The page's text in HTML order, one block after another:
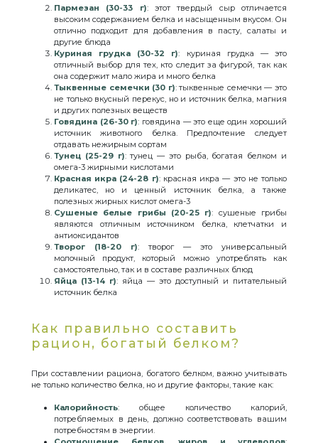
Пармезан (30-33 г): этот твердый сыр отличается
высоким содержанием белка и насыщенным вкусом. Он
отлично подходит для добавления в пасту, салаты и
другие блюда
Куриная грудка (30-32 г): куриная грудка — это
отличный выбор для тех, кто следит за фигурой, так как
она содержит мало жира и много белка
Тыквенные семечки (30 г): тыквенные семечки — это
не только вкусный перекус, но и источник белка, магния
и других полезных веществ
Говядина (26-30 г): говядина — это еще один хороший
источник животного белка. Предпочтение следует
отдавать нежирным сортам
Тунец (25-29 г): тунец — это рыба, богатая белком и
омега-3 жирными кислотами
Красная икра (24-28 г): красная икра — это не только
деликатес, но и ценный источник белка, а также
полезных жирных кислот омега-3
Сушеные белые грибы (20-25 г): сушеные грибы
являются отличным источником белка, клетчатки и
антиоксидантов
Творог (18-20 г): творог — это универсальный
молочный продукт, который можно употреблять как
самостоятельно, так и в составе различных блюд
Яйца (13-14 г): яйца — это доступный и питательный
источник белка
Как правильно составить
рацион, богатый белком?
При составлении рациона, богатого белком, важно учитывать
не только количество белка, но и другие факторы, такие как:
Калорийность: общее количество калорий,
потребляемых в день, должно соответствовать вашим
потребностям в энергии.